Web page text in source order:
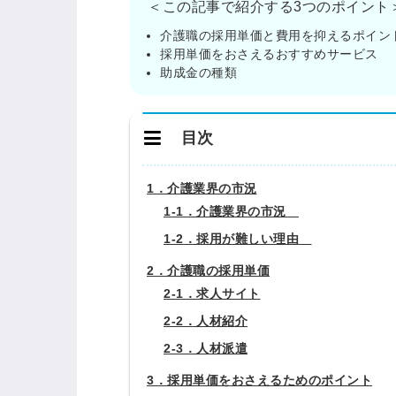
＜この記事で紹介する3つのポイント
介護職の採用単価と費用を抑えるポイン
採用単価をおさえるおすすめサービス
助成金の種類
目次
1．介護業界の市況
1-1．介護業界の市況
1-2．採用が難しい理由
2．介護職の採用単価
2-1．求人サイト
2-2．人材紹介
2-3．人材派遣
3．採用単価をおさえるためのポイント